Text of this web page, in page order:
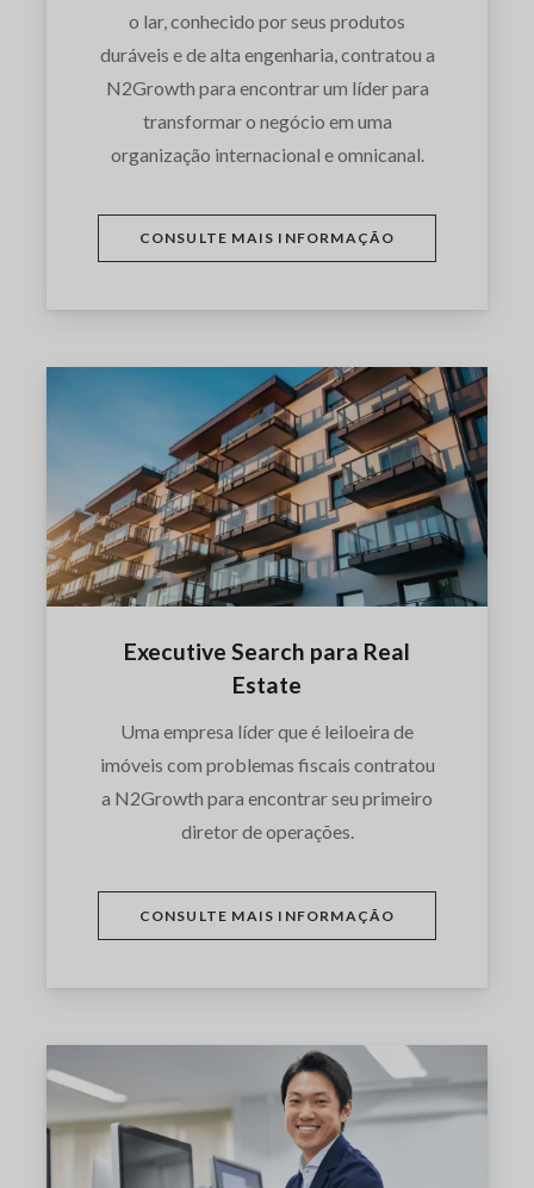
o lar, conhecido por seus produtos
duráveis e de alta engenharia, contratou a
N2Growth para encontrar um líder para
transformar o negócio em uma
organização internacional e omnicanal.
CONSULTE MAIS INFORMAÇÃO
Executive Search para Real
Estate
Uma empresa líder que é leiloeira de
imóveis com problemas fiscais contratou
a N2Growth para encontrar seu primeiro
diretor de operações.
CONSULTE MAIS INFORMAÇÃO